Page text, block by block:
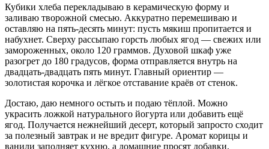
Кубики хлеба перекладываю в керамическую форму и
заливаю творожной смесью. Аккуратно перемешиваю и
оставляю на пять-десять минут: пусть мякиш пропитается и
набухнет. Сверху рассыпаю горсть любых ягод — свежих или
замороженных, около 120 граммов. Духовой шкаф уже
разогрет до 180 градусов, форма отправляется внутрь на
двадцать-двадцать пять минут. Главный ориентир —
золотистая корочка и лёгкое отставание краёв от стенок.
Достаю, даю немного остыть и подаю тёплой. Можно
украсить ложкой натурального йогурта или добавить ещё
ягод. Получается нежнейший десерт, который запросто сходит
за полезный завтрак и не вредит фигуре. Аромат корицы и
ванили заполняет кухню, а домашние просят добавки.